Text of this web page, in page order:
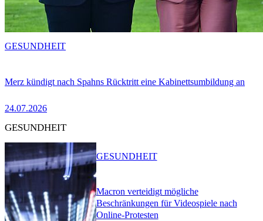
Merz kündigt nach Spahns Rücktritt eine Kabinettsumbildung an
24.07.2026
GESUNDHEIT
GESUNDHEIT
Macron verteidigt mögliche
Beschränkungen für Videospiele nach
Online-Protesten
GESUNDHEIT